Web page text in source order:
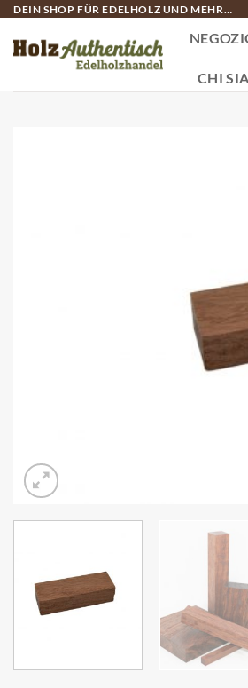
Salta
contenuti
DEIN SHOP FÜR EDELHOLZ UND MEHR…
CHI